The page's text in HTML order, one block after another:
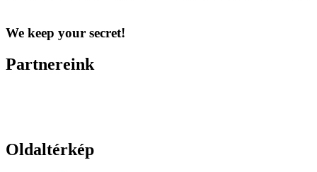
We keep your secret!
Partnereink
Oldaltérkép